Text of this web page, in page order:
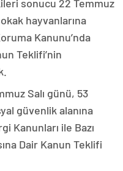
sonucu 22 Temmuz
hayvanlarına
Kanunu’nda
Teklifi’nin
Salı günü, 53
güvenlik alanına
Kanunları ile Bazı
Dair Kanun Teklifi